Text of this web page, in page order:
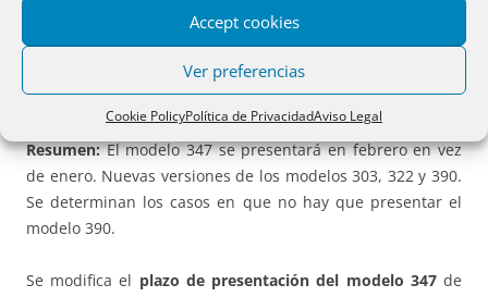
Accept cookies
Ver preferencias
Cookie PolicyPolítica de PrivacidadAviso Legal
de empresarios, profesionales y retenedores y 037
declaración censal simplificada de alta, modificación y baja
en el censo de empresarios, profesionales y retenedores; y
la Orden HAP/2194/2013, de 22 de noviembre.
Resumen:El modelo 347 se presentará en febrero en vez
de enero. Nuevas versiones de los modelos 303, 322 y 390.
Se determinan los casos en que no hay que presentar el
modelo 390.
Se modifica el plazo de presentación del modelo 347de